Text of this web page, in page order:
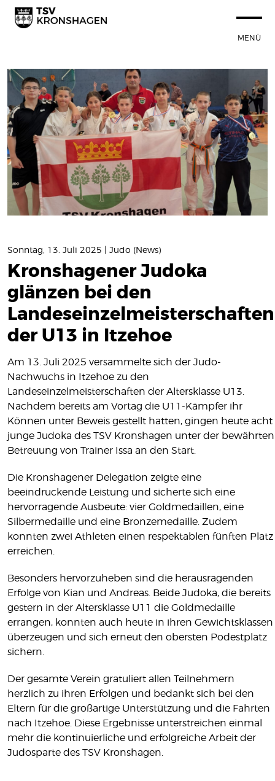
MENÜ
STARTSEITE
100 JAHRE TSVK
SPORTANGEBOT
NEUIGKEITEN
Termine
News
SPORTSTÄTTEN
MITGLIEDSCHAFT
SHOP
KONTAKT
DATENSCHUTZ
Sonntag, 13. Juli 2025 | Judo (News)
Kronshagener Judoka
glänzen bei den
Landeseinzelmeisterschaften
der U13 in Itzehoe
Am 13. Juli 2025 versammelte sich der Judo-
Nachwuchs in Itzehoe zu den
Landeseinzelmeisterschaften der Altersklasse U13.
Nachdem bereits am Vortag die U11-Kämpfer ihr
Können unter Beweis gestellt hatten, gingen heute acht
junge Judoka des TSV Kronshagen unter der bewährten
Betreuung von Trainer Issa an den Start.
Die Kronshagener Delegation zeigte eine
beeindruckende Leistung und sicherte sich eine
hervorragende Ausbeute: vier Goldmedaillen, eine
Silbermedaille und eine Bronzemedaille. Zudem
konnten zwei Athleten einen respektablen fünften Platz
erreichen.
Besonders hervorzuheben sind die herausragenden
Erfolge von Kian und Andreas. Beide Judoka, die bereits
gestern in der Altersklasse U11 die Goldmedaille
errangen, konnten auch heute in ihren Gewichtsklassen
überzeugen und sich erneut den obersten Podestplatz
sichern.
Der gesamte Verein gratuliert allen Teilnehmern
herzlich zu ihren Erfolgen und bedankt sich bei den
Eltern für die großartige Unterstützung und die Fahrten
nach Itzehoe. Diese Ergebnisse unterstreichen einmal
mehr die kontinuierliche und erfolgreiche Arbeit der
Judosparte des TSV Kronshagen.